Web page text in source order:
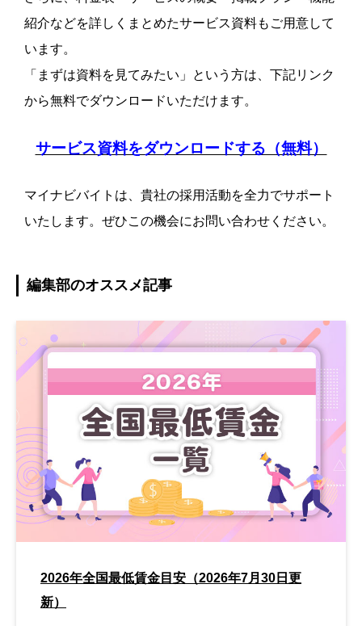
紹介などを詳しくまとめたサービス資料もご用意して
います。
「まずは資料を見てみたい」という方は、下記リンク
から無料でダウンロードいただけます。
サービス資料をダウンロードする（無料）
マイナビバイトは、貴社の採用活動を全力でサポート
いたします。ぜひこの機会にお問い合わせください。
編集部のオススメ記事
2026年全国最低賃金目安（2026年7月30日更
新）